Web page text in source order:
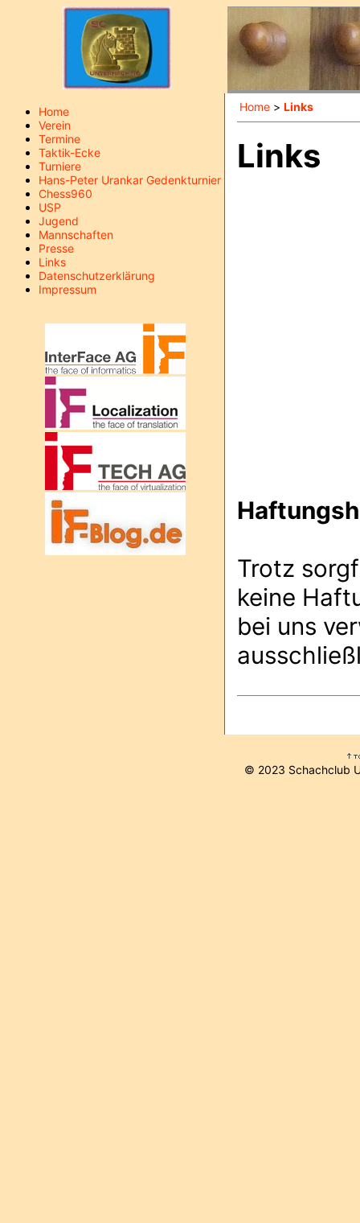
Home
Verein
Termine
Taktik-Ecke
Turniere
Hans-Peter Urankar Gedenkturnier
Chess960
USP
Jugend
Mannschaften
Presse
Links
Datenschutzerklärung
Impressum
Home > Links
Links
Trotz
keine
bei uns
© 2023 Schachclub